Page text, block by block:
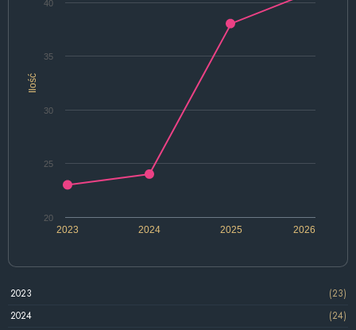
Ilość
2024 2026
2023 2025
20
25
30
35
40
2023
(23)
2024
(24)